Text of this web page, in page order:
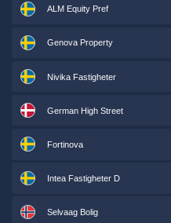
ALM Equity Pref
Genova Property
Nivika Fastigheter
German High Street
Fortinova
Intea Fastigheter D
Selvaag Bolig